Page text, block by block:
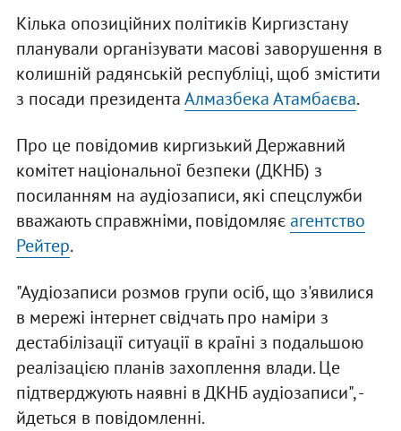
Кілька опозиційних політиків Киргизстану
планували організувати масові заворушення в
колишній радянській республіці, щоб змістити
з посади президентаАлмазбека Атамбаєва.
Про це повідомив киргизький Державний
комітет національної безпеки (ДКНБ) з
посиланням на аудіозаписи, які спецслужби
вважають справжніми, повідомляєагентство
Рейтер.
"Аудіозаписи розмов групи осіб, що з'явилися
в мережі інтернет свідчать про наміри з
дестабілізації ситуації в країні з подальшою
реалізацією планів захоплення влади. Це
підтверджують наявні в ДКНБ аудіозаписи", -
йдеться в повідомленні.